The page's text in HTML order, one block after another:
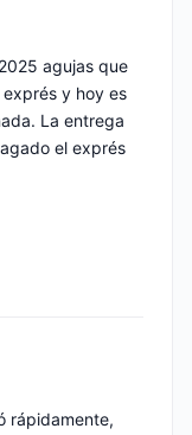
agujas que
y hoy es
La entrega
el exprés
rápidamente,